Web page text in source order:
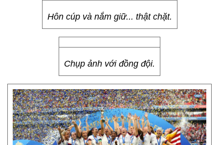
Hôn cúp và nắm giữ... thật chặt.
Chụp ảnh với đồng đội.